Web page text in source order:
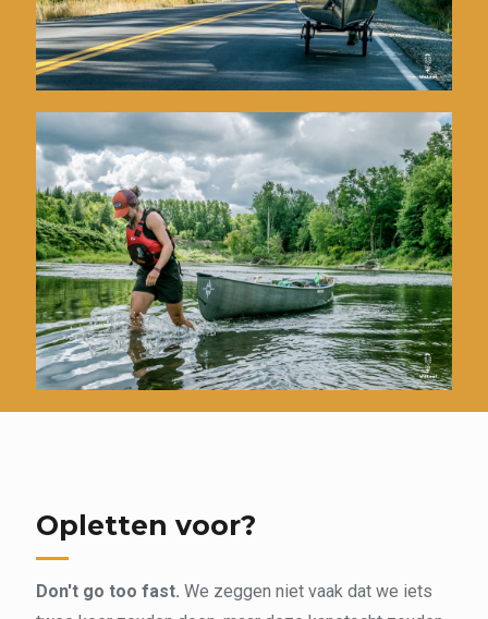
Opletten voor?
Don't go too fast. We zeggen niet vaak dat we iets